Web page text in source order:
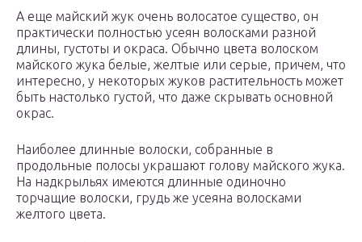
А еще майский жук очень волосатое существо, он
практически полностью усеян волосками разной
длины, густоты и окраса. Обычно цвета волоском
майского жука белые, желтые или серые, причем, что
интересно, у некоторых жуков растительность может
быть настолько густой, что даже скрывать основной
окрас.
Наиболее длинные волоски, собранные в
продольные полосы украшают голову майского жука.
На надкрыльях имеются длинные одиночно
торчащие волоски, грудь же усеяна волосками
желтого цвета.